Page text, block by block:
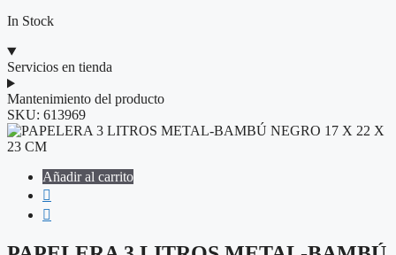
In Stock
Servicios en tienda
Mantenimiento del producto
SKU: 613969
Añadir al carrito